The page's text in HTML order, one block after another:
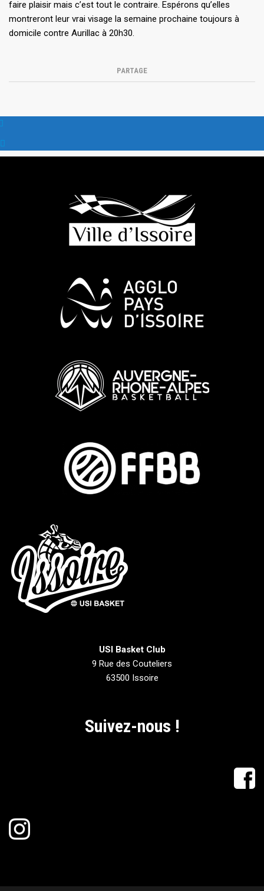
faire plaisir mais c’est tout le contraire. Espérons qu’elles
montreront leur vrai visage la semaine prochaine toujours à
domicile contre Aurillac à 20h30.
PARTAGE
USI Basket Club
9 Rue des Couteliers
63500 Issoire
Suivez-nous !